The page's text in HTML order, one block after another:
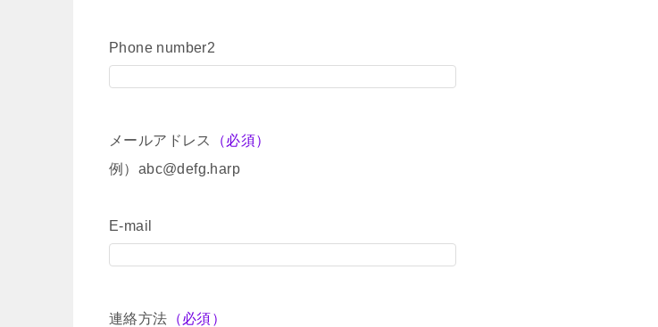
Phone number2
メールアドレス
（必須）
例）abc@defg.harp
E-mail
連絡方法 （必須）